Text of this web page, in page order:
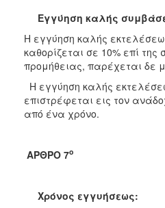
Εγγύηση καλής
Η εγγύηση καλής
καθορίζεται σε 10% επί της
προμήθειας, παρέχεται δε
Η εγγύηση καλής
επιστρέφεται εις τον
από ένα χρόνο.
ΑΡΘΡΟ 7ο
Χρόνος εγγυήσεως: